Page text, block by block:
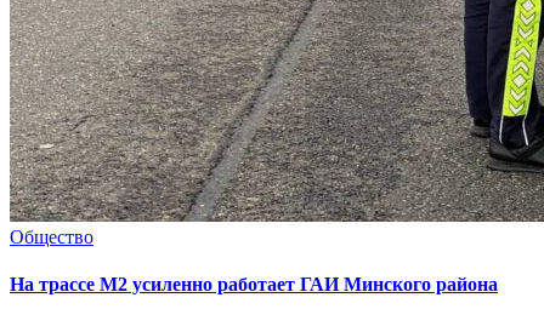
Общество
На трассе М2 усиленно работает ГАИ Минского района